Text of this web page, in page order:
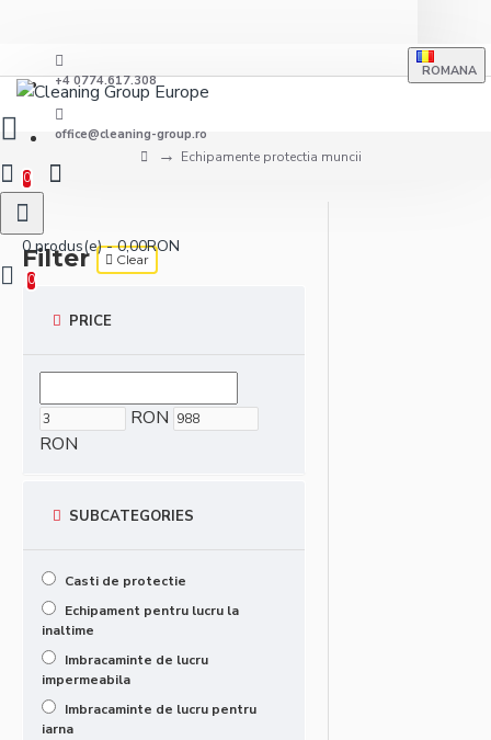
+4 0774.617.308
office@cleaning-group.ro
ROMANA
0
0 produs(e) - 0,00RON
0
Echipamente protectia muncii
Filter Clear
PRICE
RON
RON
SUBCATEGORIES
Casti de protectie
Echipament pentru lucru la
inaltime
Imbracaminte de lucru
impermeabila
Imbracaminte de lucru pentru
iarna